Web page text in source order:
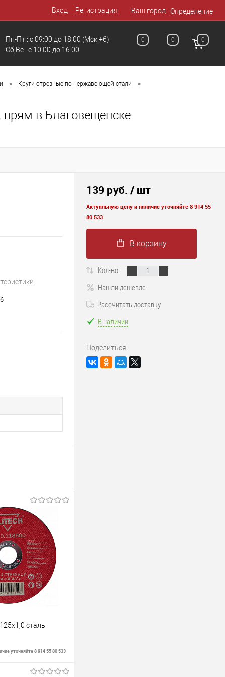
Вход Регистрация Ваш город: Определение
Пн-Пт : с 09:00 до 18:00
Сб,Вс : c 10:00 до 16:00
(Мск +6) 0 0 0
• Круги отрезные по нержавеющей стали •
прям в Благовещенске
сталь
уточняйте 8 914 55 80 533
139 руб. / шт
Актуальную цену и наличие уточняйте 8 914 55
80 533
В корзину
Кол-во:
Нашли дешевле
Рассчитать доставку
В наличии
Поделиться